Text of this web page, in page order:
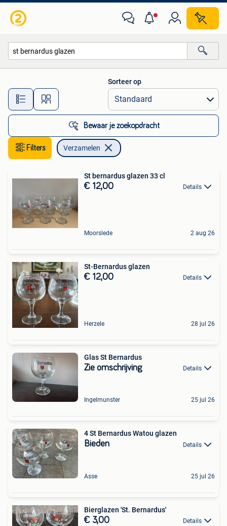
Alle afstanden…
Sorteer op
Bewaar je zoekopdracht
Filters Verzamelen
St bernardus glazen 33 cl
€ 12,00 Details
Moorslede 2 aug 26
St-Bernardus glazen
€ 12,00 Details
Herzele 28 jul 26
Glas St Bernardus
Zie omschrijving Details
Ingelmunster 25 jul 26
4 St Bernardus Watou glazen
Bieden Details
Asse 25 jul 26
Bierglazen 'St. Bernardus'
€ 3,00 Details